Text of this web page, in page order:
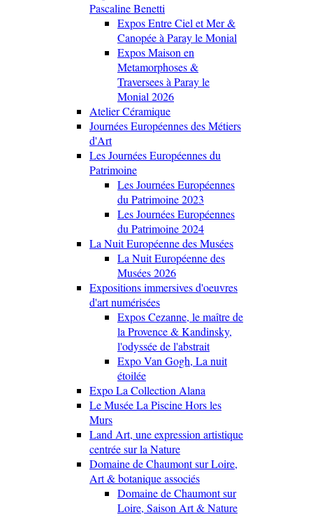
Pascaline Benetti
Expos Entre Ciel et Mer &
Canopée à Paray le Monial
Expos Maison en
Metamorphoses &
Traversees à Paray le
Monial 2026
Atelier Céramique
Journées Européennes des Métiers
d'Art
Les Journées Européennes du
Patrimoine
Les Journées Européennes
du Patrimoine 2023
Les Journées Européennes
du Patrimoine 2024
La Nuit Européenne des Musées
La Nuit Européenne des
Musées 2026
Expositions immersives d'oeuvres
d'art numérisées
Expos Cezanne, le maître de
la Provence & Kandinsky,
l'odyssée de l'abstrait
Expo Van Gogh, La nuit
étoilée
Expo La Collection Alana
Le Musée La Piscine Hors les
Murs
Land Art, une expression artistique
centrée sur la Nature
Domaine de Chaumont sur Loire,
Art & botanique associés
Domaine de Chaumont sur
Loire, Saison Art & Nature